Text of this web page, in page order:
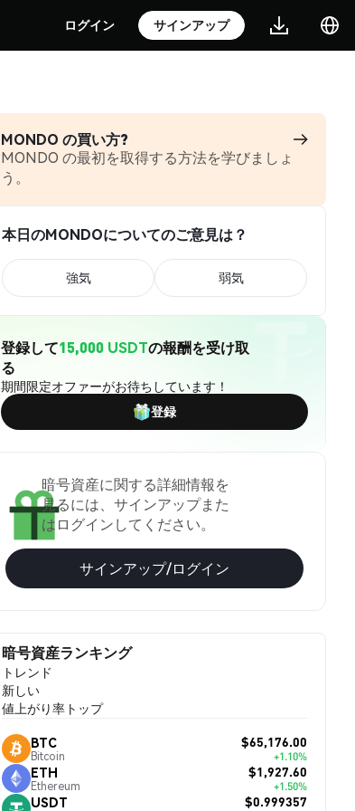
ログイン サインアップ
MONDO の買い方?
MONDO の最初を取得する方法を学びましょ
う。
本日のMONDOについてのご意見は？
強気 弱気
登録して15,000 USDTの報酬を受け取
る
期間限定オファーがお待ちしています！
登録
暗号資産に関する詳細情報を
見るには、サインアップまた
はログインしてください。
サインアップ/ログイン
暗号資産ランキング
トレンド
新しい
値上がり率トップ
BTC
Bitcoin
$65,176.00
+1.10%
ETH
Ethereum
$1,927.60
+1.50%
USDT $0.999357